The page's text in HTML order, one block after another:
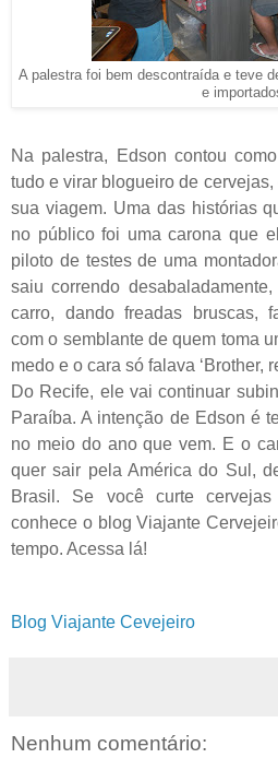
A palestra foi bem descontraída e teve
e
Na palestra, Edson contou
tudo e virar blogueiro de
sua viagem. Uma das histórias
no público foi uma carona que
piloto de testes de uma
saiu correndo
carro, dando freadas bruscas,
com o semblante de quem toma
medo e o cara só falava ‘Brother,
Do Recife, ele vai continuar
Paraíba. A intenção de Edson é
no meio do ano que vem. E o
quer sair pela América do Sul,
Brasil. Se você curte
conhece o blog Viajante
tempo. Acessa lá!
Blog Viajante Cevejeiro
Nenhum comentário: